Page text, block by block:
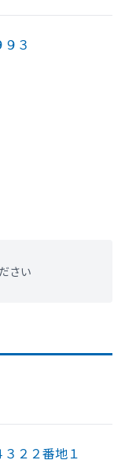
３
さい
２２番地１